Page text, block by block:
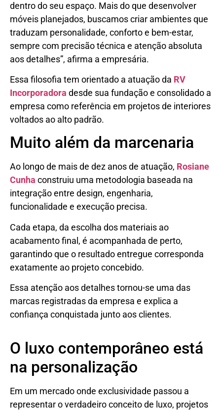
dentro do seu espaço. Mais do que desenvolver
móveis planejados, buscamos criar ambientes que
traduzam personalidade, conforto e bem-estar,
sempre com precisão técnica e atenção absoluta
aos detalhes”, afirma a empresária.
Essa filosofia tem orientado a atuação da RV
Incorporadora desde sua fundação e consolidado a
empresa como referência em projetos de interiores
voltados ao alto padrão.
Muito além da marcenaria
Ao longo de mais de dez anos de atuação, Rosiane
Cunha construiu uma metodologia baseada na
integração entre design, engenharia,
funcionalidade e execução precisa.
Cada etapa, da escolha dos materiais ao
acabamento final, é acompanhada de perto,
garantindo que o resultado entregue corresponda
exatamente ao projeto concebido.
Essa atenção aos detalhes tornou-se uma das
marcas registradas da empresa e explica a
confiança conquistada junto aos clientes.
O luxo contemporâneo está
na personalização
Em um mercado onde exclusividade passou a
representar o verdadeiro conceito de luxo, projetos